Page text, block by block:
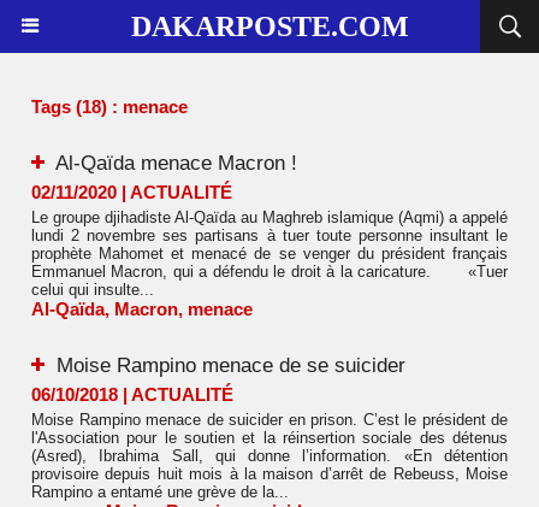
DAKARPOSTE.COM
Tags (18) : menace
Al-Qaïda menace Macron !
02/11/2020 | ACTUALITÉ
Le groupe djihadiste Al-Qaïda au Maghreb islamique (Aqmi) a appelé
lundi 2 novembre ses partisans à tuer toute personne insultant le
prophète Mahomet et menacé de se venger du président français
Emmanuel Macron, qui a défendu le droit à la caricature. «Tuer
celui qui insulte...
Al-Qaïda, Macron, menace
Moise Rampino menace de se suicider
06/10/2018 | ACTUALITÉ
Moise Rampino menace de suicider en prison. C’est le président de
l'Association pour le soutien et la réinsertion sociale des détenus
(Asred), Ibrahima Sall, qui donne l’information. «En détention
provisoire depuis huit mois à la maison d’arrêt de Rebeuss, Moise
Rampino a entamé une grève de la...